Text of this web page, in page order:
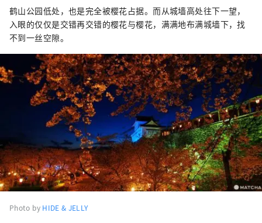
鹤山公园低处，也是完全被樱花占据。而从城墙高处往下一望，
入眼的仅仅是交错再交错的樱花与樱花，满满地布满城墙下，找
不到一丝空隙。
Photo by HIDE & JELLY